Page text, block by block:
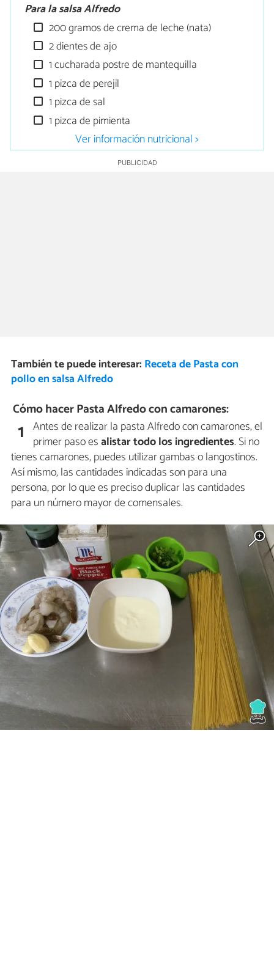
Para la salsa Alfredo
200 gramos de crema de leche (nata)
2 dientes de ajo
1 cucharada postre de mantequilla
1 pizca de perejil
1 pizca de sal
1 pizca de pimienta
Ver información nutricional >
También te puede interesar: Receta de Pasta con
pollo en salsa Alfredo
Cómo hacer Pasta Alfredo con camarones:
1 Antes de realizar la pasta Alfredo con camarones, el
primer paso esalistar todo los ingredientes. Si no
tienes camarones, puedes utilizar gambas o langostinos.
Así mismo, las cantidades indicadas son para una
persona, por lo que es preciso duplicar las cantidades
para un número mayor de comensales.